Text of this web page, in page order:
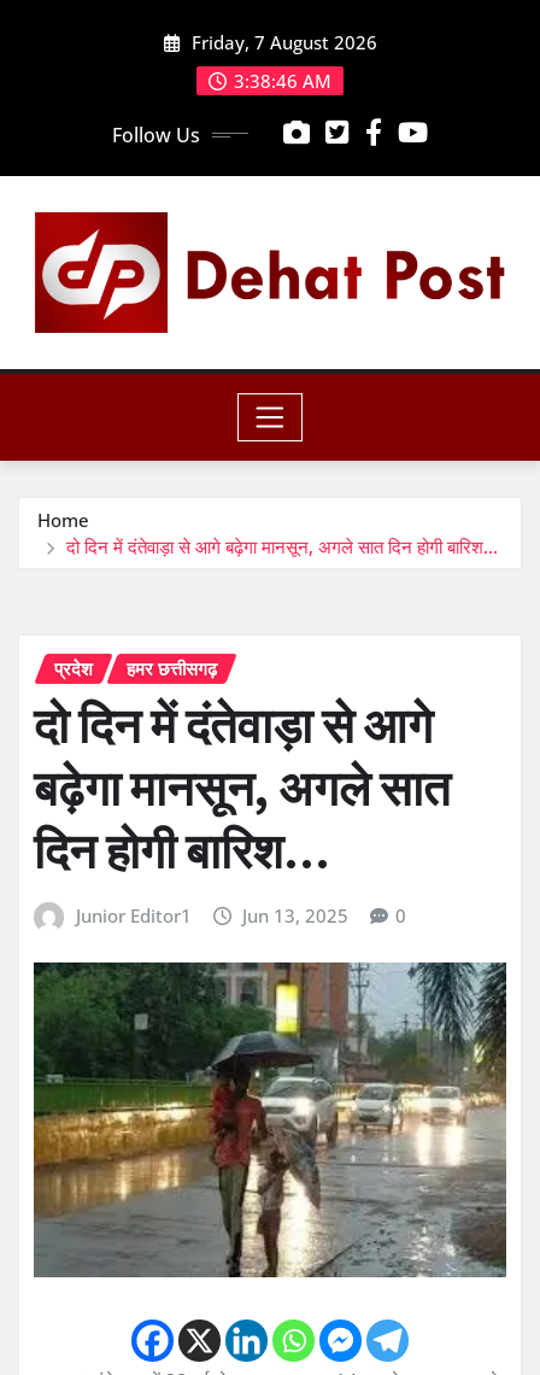
Friday, 7 August 2026
3:38:47 AM
Follow Us
Home
दो दिन में दंतेवाड़ा से आगे बढ़ेगा मानसून, अगले सात दिन होगी बारिश…
प्रदेश हमर छत्तीसगढ़
दो दिन में दंतेवाड़ा से आगे
बढ़ेगा मानसून, अगले सात
दिन होगी बारिश…
Junior Editor1 Jun 13, 2025 0